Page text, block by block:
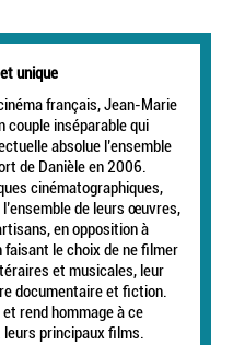
unique
français, Jean-Marie
couple inséparable qui
absolue l’ensemble
de Danièle en 2006.
cinématographiques,
de leurs œuvres,
en opposition à
faisant le choix de ne filmer
et musicales, leur
documentaire et fiction.
rend hommage à ce
leurs principaux films.